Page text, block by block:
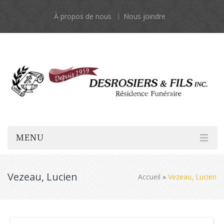
À propos de nous Nous joindre
MENU
Vezeau, Lucien Accueil » Vezeau, Lucien